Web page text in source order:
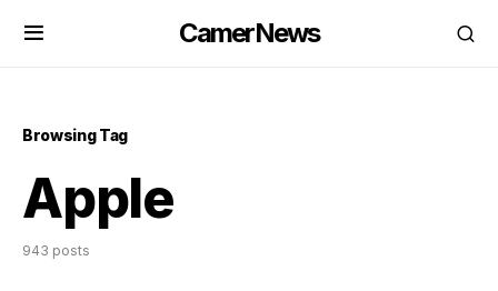
CamerNews
Browsing Tag
Apple
943 posts